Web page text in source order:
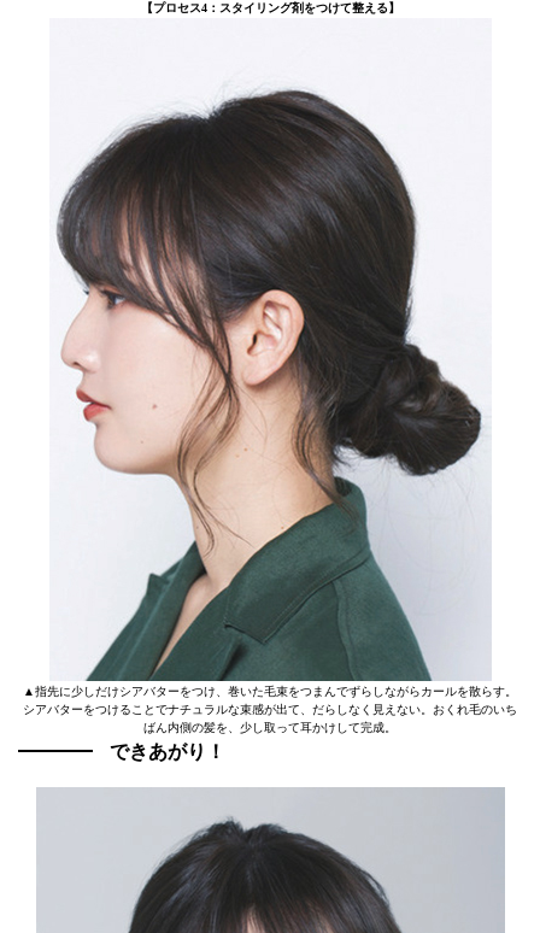
【プロセス4：スタイリング剤をつけて整える】
▲指先に少しだけシアバターをつけ、巻いた毛束をつまんでずらしながらカールを散らす。
シアバターをつけることでナチュラルな束感が出て、だらしなく見えない。おくれ毛のいち
ばん内側の髪を、少し取って耳かけして完成。
できあがり！